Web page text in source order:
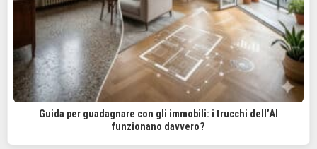
Guida per guadagnare con gli immobili: i trucchi dell’AI
funzionano davvero?